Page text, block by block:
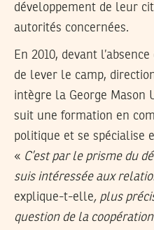
développement de leur
autorités concernées.
En 2010, devant
de lever le camp,
intègre la George Mason
suit une formation en
politique et se spécialise
« C’est par le prisme du
suis intéressée aux
explique-t-elle, plus
question de la